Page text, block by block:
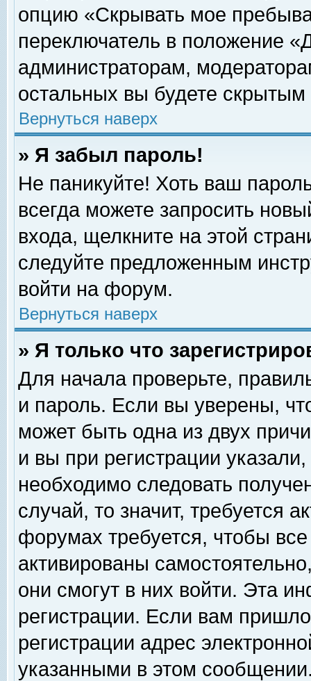
опцию «Скрывать мое
переключатель в положение
администраторам,
остальных вы будете скрытым
Вернуться наверх
» Я забыл пароль!
Не паникуйте! Хоть ваш
всегда можете запросить
входа, щелкните на этой
следуйте предложенным
войти на форум.
Вернуться наверх
» Я только что
Для начала проверьте,
и пароль. Если вы уверены,
может быть одна из двух
и вы при регистрации
необходимо следовать
случай, то значит, требуется
форумах требуется, чтобы
активированы
они смогут в них войти. Эта
регистрации. Если вам
регистрации адрес
указанными в этом